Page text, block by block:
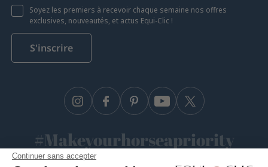
Continuer sans accepter
Soyez les premiers à recevoir chaque semaine nos offres
exclusives, nouveautés, et actus Equi-Clic !
S'inscrire
Facebook Twitter
YouTube
Pinterest
Instagram
#Makeyourhorseapriority